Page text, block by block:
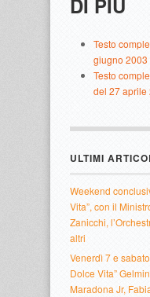
DI PIÙ
Testo
giugno 2003
Testo
del 27 aprile
ULTIMI
Weekend
Vita”, con il
Zanicchi,
altri
Venerdì 7 e
Dolce Vita”
Maradona Jr,